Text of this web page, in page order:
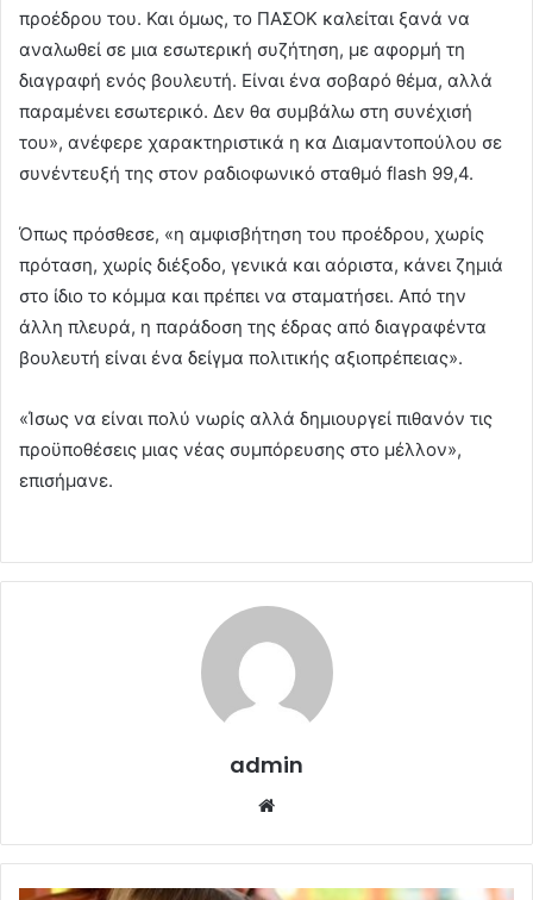
προέδρου του. Και όμως, το ΠΑΣΟΚ καλείται ξανά να
αναλωθεί σε μια εσωτερική συζήτηση, με αφορμή τη
διαγραφή ενός βουλευτή. Είναι ένα σοβαρό θέμα, αλλά
παραμένει εσωτερικό. Δεν θα συμβάλω στη συνέχισή
του», ανέφερε χαρακτηριστικά η κα Διαμαντοπούλου σε
συνέντευξή της στον ραδιοφωνικό σταθμό flash 99,4.
Όπως πρόσθεσε, «η αμφισβήτηση του προέδρου, χωρίς
πρόταση, χωρίς διέξοδο, γενικά και αόριστα, κάνει ζημιά
στο ίδιο το κόμμα και πρέπει να σταματήσει. Από την
άλλη πλευρά, η παράδοση της έδρας από διαγραφέντα
βουλευτή είναι ένα δείγμα πολιτικής αξιοπρέπειας».
«Ίσως να είναι πολύ νωρίς αλλά δημιουργεί πιθανόν τις
προϋποθέσεις μιας νέας συμπόρευσης στο μέλλον»,
επισήμανε.
admin